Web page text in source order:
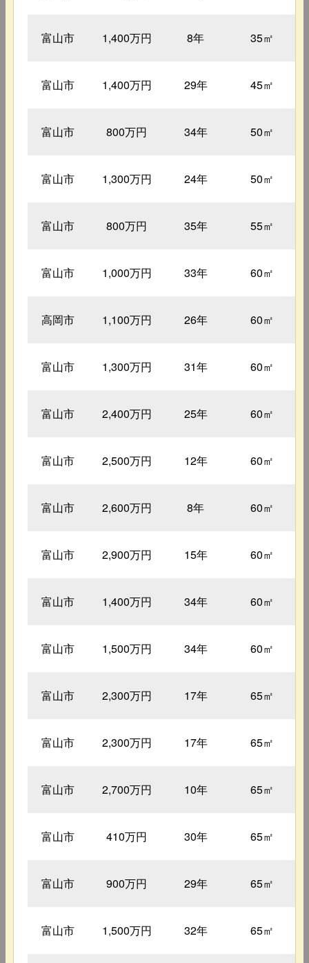
富山市 1,400万円 8年 35㎡
富山市 1,400万円 29年 45㎡
富山市 800万円 34年 50㎡
富山市 1,300万円 24年 50㎡
富山市 800万円 35年 55㎡
富山市 1,000万円 33年 60㎡
高岡市 1,100万円 26年 60㎡
富山市 1,300万円 31年 60㎡
富山市 2,400万円 25年 60㎡
富山市 2,500万円 12年 60㎡
富山市 2,600万円 8年 60㎡
富山市 2,900万円 15年 60㎡
富山市 1,400万円 34年 60㎡
富山市 1,500万円 34年 60㎡
富山市 2,300万円 17年 65㎡
富山市 2,300万円 17年 65㎡
富山市 2,700万円 10年 65㎡
富山市 410万円 30年 65㎡
富山市 900万円 29年 65㎡
富山市 1,500万円 32年 65㎡